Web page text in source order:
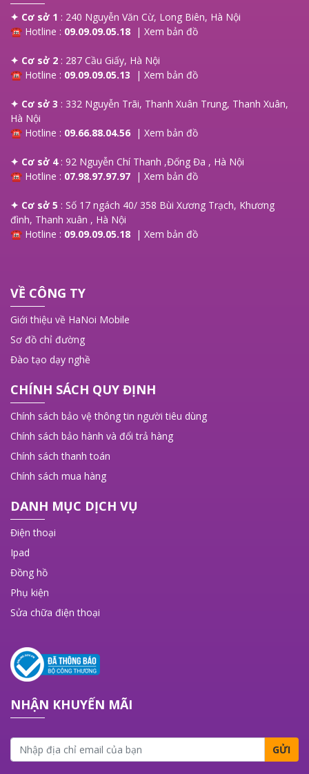
✦ Cơ sở 1 : 240 Nguyễn Văn Cừ, Long Biên, Hà Nội
☎ Hotline : 09.09.09.05.18 | Xem bản đồ
✦ Cơ sở 2 : 287 Cầu Giấy, Hà Nội
☎ Hotline : 09.09.09.05.13 | Xem bản đồ
✦ Cơ sở 3 : 332 Nguyễn Trãi, Thanh Xuân Trung, Thanh Xuân,
Hà Nội
☎ Hotline : 09.66.88.04.56 | Xem bản đồ
✦ Cơ sở 4: 92 Nguyễn Chí Thanh ,Đống Đa , Hà Nội
☎ Hotline : 07.98.97.97.97 | Xem bản đồ
✦ Cơ sở 5 : Số 17 ngách 40/ 358 Bùi Xương Trạch, Khương
đình, Thanh xuân , Hà Nội
☎ Hotline : 09.09.09.05.18 | Xem bản đồ
VỀ CÔNG TY
Giới thiệu về HaNoi Mobile
Sơ đồ chỉ đường
Đào tạo dạy nghề
CHÍNH SÁCH QUY ĐỊNH
Chính sách bảo vệ thông tin người tiêu dùng
Chính sách bảo hành và đổi trả hàng
Chính sách thanh toán
Chính sách mua hàng
DANH MỤC DỊCH VỤ
Điện thoại
Ipad
Đồng hồ
Phụ kiện
Sửa chữa điện thoại
NHẬN KHUYẾN MÃI
GỬI